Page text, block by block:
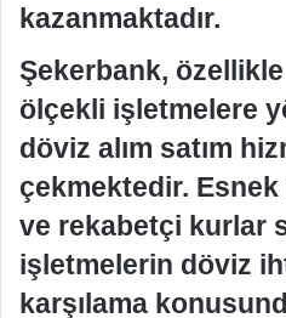
kazanmaktadır.
Şekerbank,
ölçekli işletmelere
döviz alım satım
çekmektedir.
ve rekabetçi kurlar
işletmelerin döviz
karşılama